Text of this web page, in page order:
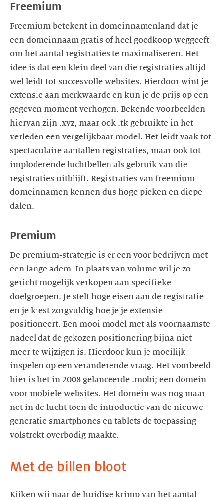
Freemium
Freemium betekent in domeinnamenland dat je
een domeinnaam gratis of heel goedkoop weggeeft
om het aantal registraties te maximaliseren. Het
idee is dat een klein deel van die registraties altijd
wel leidt tot succesvolle websites. Hierdoor wint je
extensie aan merkwaarde en kun je de prijs op een
gegeven moment verhogen. Bekende voorbeelden
hiervan zijn .xyz, maar ook .tk gebruikte in het
verleden een vergelijkbaar model. Het leidt vaak tot
spectaculaire aantallen registraties, maar ook tot
imploderende luchtbellen als gebruik van die
registraties uitblijft. Registraties van freemium-
domeinnamen kennen dus hoge pieken en diepe
dalen.
Premium
De premium-strategie is er een voor bedrijven met
een lange adem. In plaats van volume wil je zo
gericht mogelijk verkopen aan specifieke
doelgroepen. Je stelt hoge eisen aan de registratie
en je kiest zorgvuldig hoe je je extensie
positioneert. Een mooi model met als voornaamste
nadeel dat de gekozen positionering bijna niet
meer te wijzigen is. Hierdoor kun je moeilijk
inspelen op een veranderende vraag. Het voorbeeld
hier is het in 2008 gelanceerde .mobi; een domein
voor mobiele websites. Het domein was nog maar
net in de lucht toen de introductie van de nieuwe
generatie smartphones en tablets de toepassing
volstrekt overbodig maakte.
Met de billen bloot
Kijken wij naar de huidige krimp van het aantal